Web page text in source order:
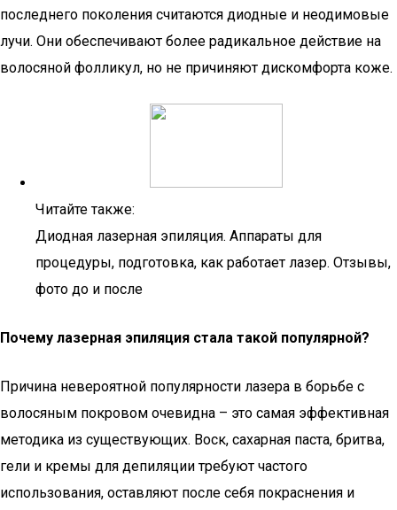
последнего поколения считаются диодные и неодимовые
лучи. Они обеспечивают более радикальное действие на
волосяной фолликул, но не причиняют дискомфорта коже.
Читайте также:
Диодная лазерная эпиляция. Аппараты для
процедуры, подготовка, как работает лазер. Отзывы,
фото до и после
Почему лазерная эпиляция стала такой популярной?
Причина невероятной популярности лазера в борьбе с
волосяным покровом очевидна – это самая эффективная
методика из существующих. Воск, сахарная паста, бритва,
гели и кремы для депиляции требуют частого
использования, оставляют после себя покраснения и